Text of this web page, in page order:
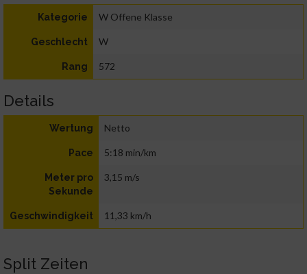
Kategorie W Offene Klasse
Geschlecht W
Rang 572
Details
Wertung Netto
Pace 5:18 min/km
Meter pro
Sekunde
3,15 m/s
Geschwindigkeit 11,33 km/h
Split Zeiten